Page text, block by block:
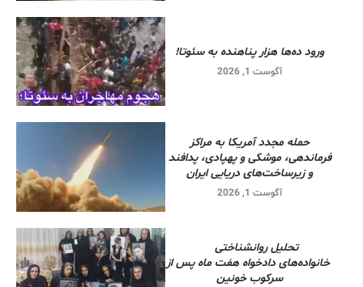
ورود ده‌ها هزار پناهنده به سئوتا!
آگوست 1, 2026
حمله مجدد آمریکا به مراکز
فرماندهی، موشکی و پهپادی، پدافند
و زیرساخت‌های دریایی ایران
آگوست 1, 2026
تحلیل روانشناختی
خانواده‌های دادخواه هفت ماه پس از
سرکوب خونین